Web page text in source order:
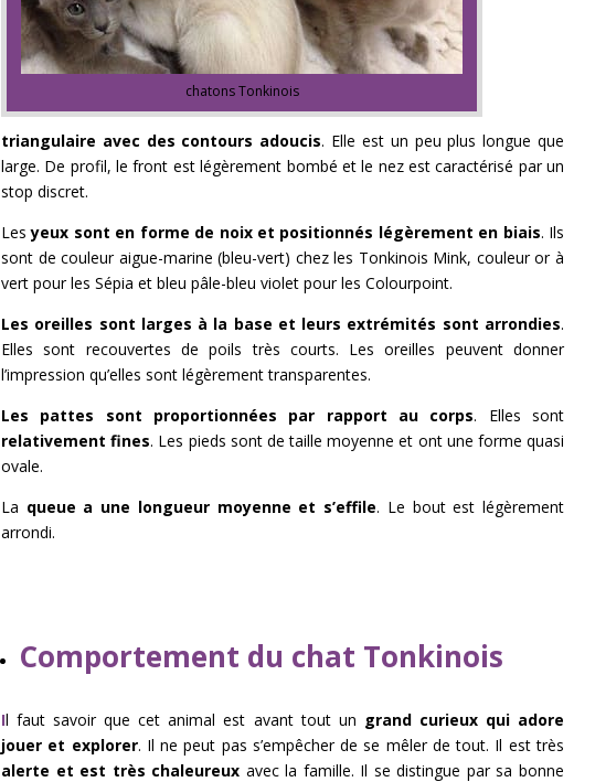
chatons Tonkinois
triangulaire avec des contours adoucis. Elle est un peu plus longue que
large. De profil, le front est légèrement bombé et le nez est caractérisé par un
stop discret.
Lesyeux sont en forme de noix et positionnés légèrement en biais. Ils
sont de couleur aigue-marine (bleu-vert) chez les Tonkinois Mink, couleur or à
vert pour les Sépia et bleu pâle-bleu violet pour les Colourpoint.
Les oreilles sont larges à la base et leurs extrémités sont arrondies.
Elles sont recouvertes de poils très courts. Les oreilles peuvent donner
l’impression qu’elles sont légèrement transparentes.
Les pattes sont proportionnées par rapport au corps. Elles sont
relativement fines. Les pieds sont de taille moyenne et ont une forme quasi
ovale.
La queue a une longueur moyenne et s’effile. Le bout est légèrement
arrondi.
Comportement du chat Tonkinois
Il faut savoir que cet animal est avant tout un grand curieux qui adore
jouer et explorer. Il ne peut pas s’empêcher de se mêler de tout. Il est très
alerte et est très chaleureux avec la famille. Il se distingue par sa bonne